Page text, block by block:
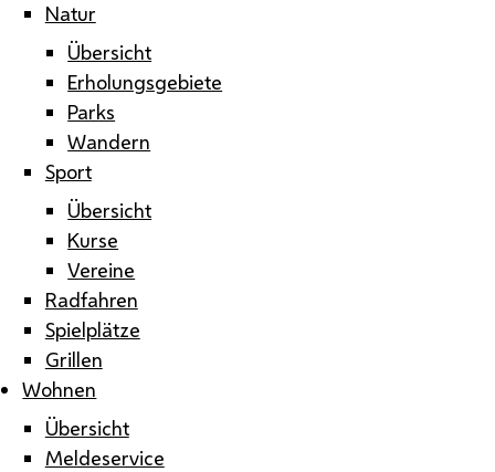
Natur
Übersicht
Erholungsgebiete
Parks
Wandern
Sport
Übersicht
Kurse
Vereine
Radfahren
Spielplätze
Grillen
Wohnen
Übersicht
Meldeservice